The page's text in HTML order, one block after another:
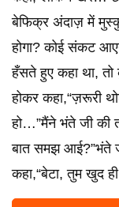
बेफिक्र अंदाज़ में
होगा? कोई संकट
हँसते हुए कहा था, तो
होकर कहा,“ज़रूरी
हो…”मैंने भंते जी की
बात समझ आई?”भंते
कहा,“बेटा, तुम खुद